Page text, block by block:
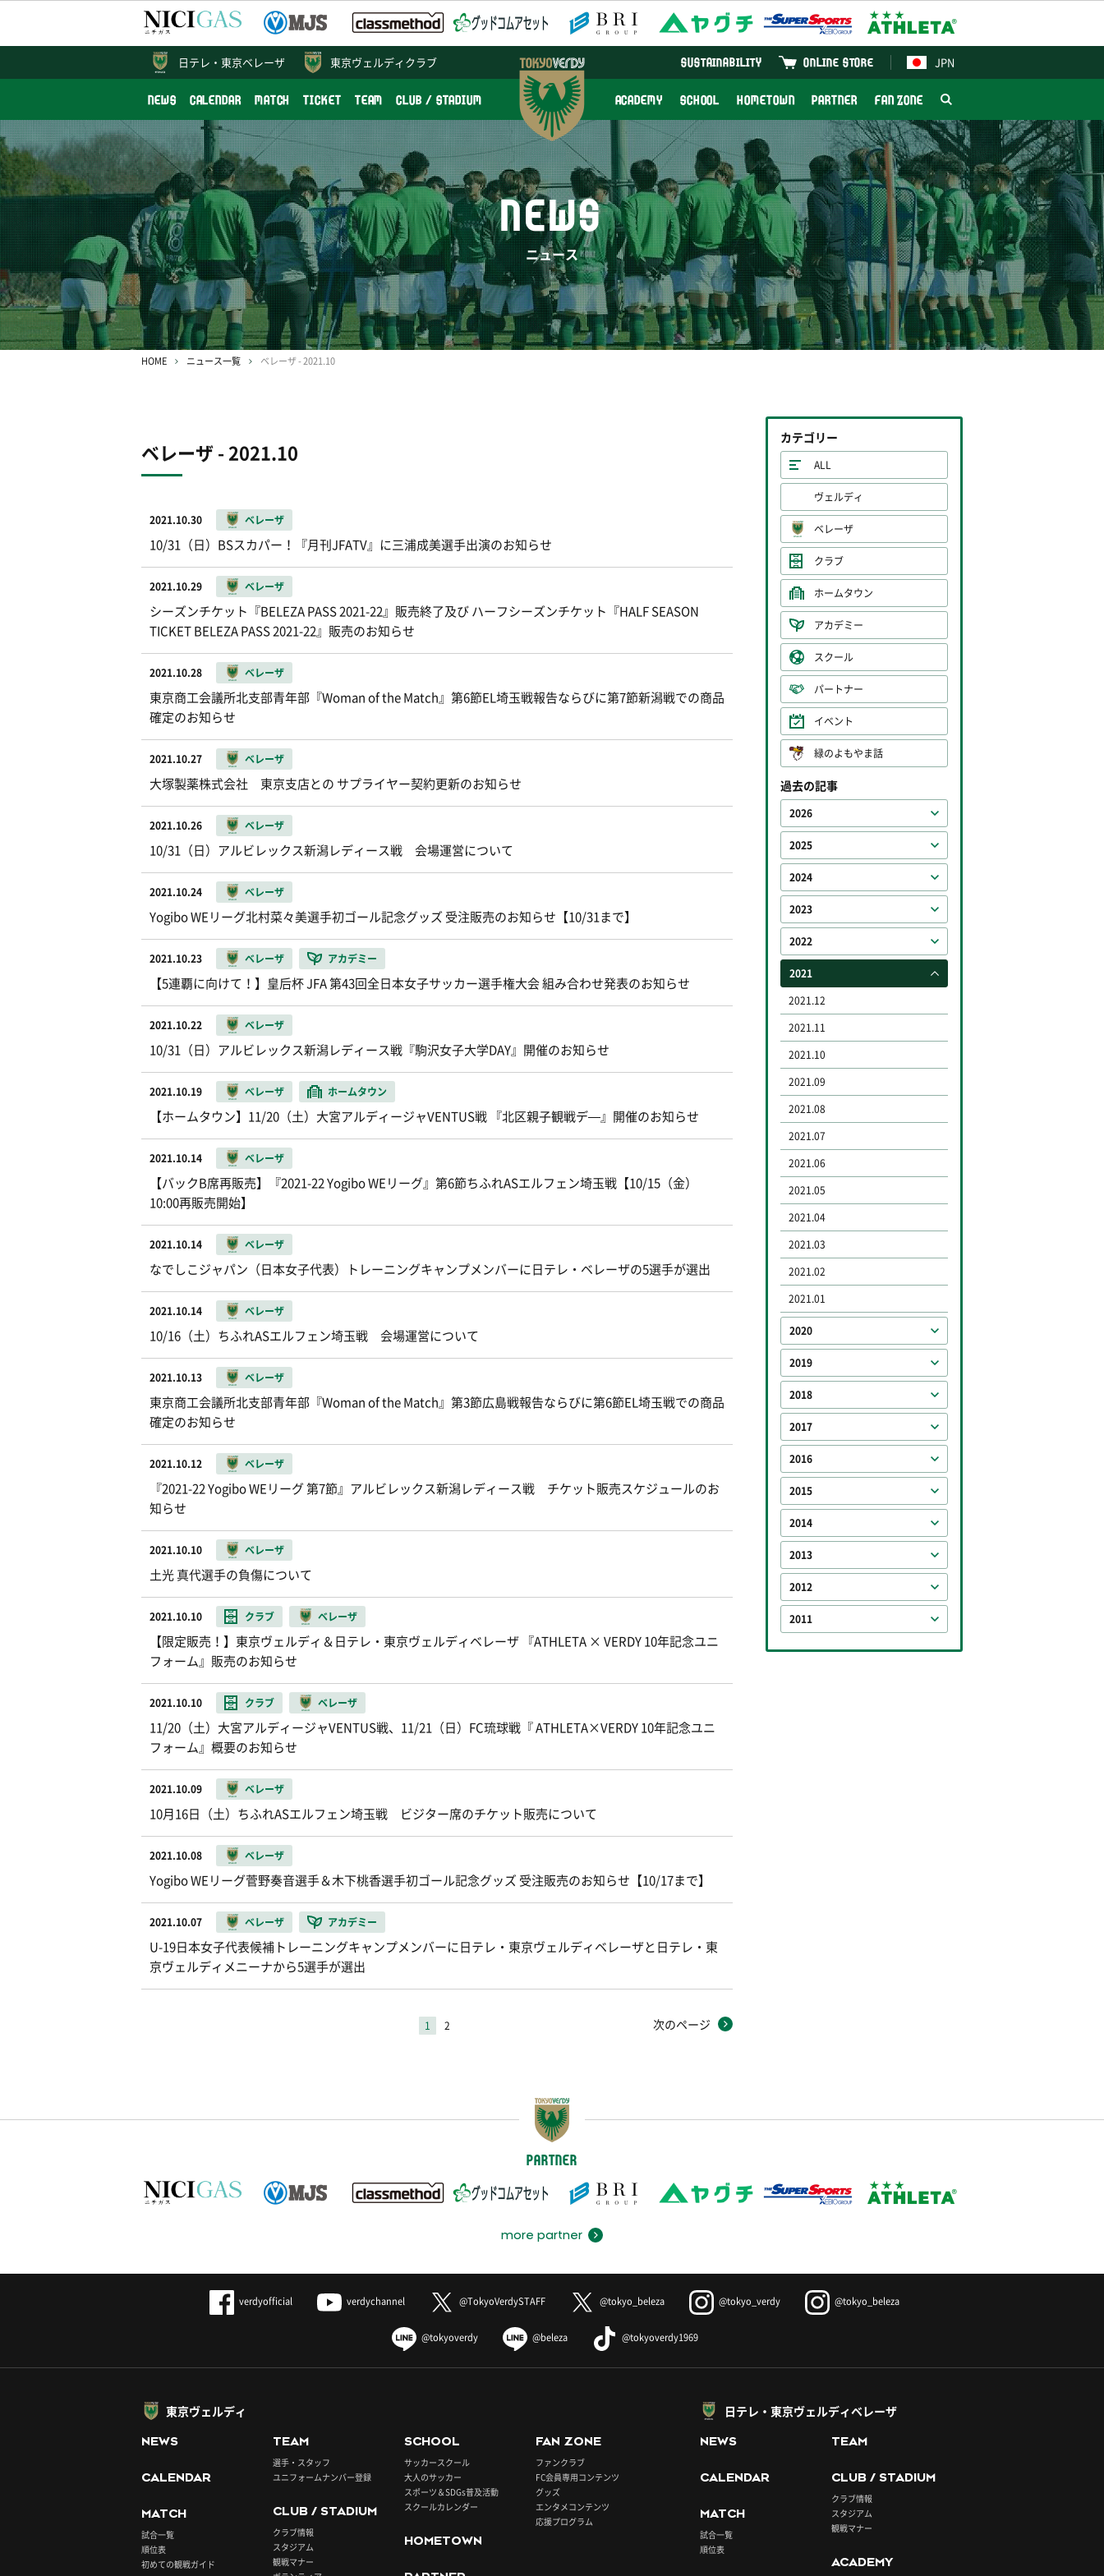
東京ヴェルディクラブ JPN
ONLINE STORE
SUSTAINABILITY
NEWS CALENDAR MATCH TICKET TEAM CLUB / STADIUM ACADEMY SCHOOL HOMETOWN PARTNER FAN ZONE
日テレ・ 東京ベレーザ
NEWS
ニュース
HOME ニュース一覧 ベレーザ - 2021.10
ベレーザ - 2021.10
2021.10.30 ベレーザ
10/31（日）BSスカパー！『月刊JFATV』に三浦成美選手出演のお知らせ
2021.10.29 ベレーザ
シーズンチケット『BELEZA PASS 2021-22』販売終了及び ハーフシーズンチケット『HALF SEASON
TICKET BELEZA PASS 2021-22』販売のお知らせ
2021.10.28 ベレーザ
東京商工会議所北支部青年部『Woman of the Match』第6節EL埼玉戦報告ならびに第7節新潟戦での商品
確定のお知らせ
2021.10.27 ベレーザ
大塚製薬株式会社 東京支店との サプライヤー契約更新のお知らせ
2021.10.26 ベレーザ
10/31（日）アルビレックス新潟レディース戦 会場運営について
2021.10.24 ベレーザ
Yogibo WEリーグ北村菜々美選手初ゴール記念グッズ 受注販売のお知らせ【10/31まで】
2021.10.23 ベレーザ アカデミー
【5連覇に向けて！】皇后杯 JFA 第43回全日本女子サッカー選手権大会 組み合わせ発表のお知らせ
2021.10.22 ベレーザ
10/31（日）アルビレックス新潟レディース戦『駒沢女子大学DAY』開催のお知らせ
2021.10.19 ベレーザ ホームタウン
【ホームタウン】11/20（土）大宮アルディージャVENTUS戦 『北区親子観戦デ―』開催のお知らせ
2021.10.14 ベレーザ
【バックB席再販売】『2021-22 Yogibo WEリーグ』第6節ちふれASエルフェン埼玉戦【10/15（金）
10:00再販売開始】
2021.10.14 ベレーザ
なでしこジャパン（日本女子代表）トレーニングキャンプメンバーに日テレ・ベレーザの5選手が選出
2021.10.14 ベレーザ
10/16（土）ちふれASエルフェン埼玉戦 会場運営について
2021.10.13 ベレーザ
東京商工会議所北支部青年部『Woman of the Match』第3節広島戦報告ならびに第6節EL埼玉戦での商品
確定のお知らせ
2021.10.12 ベレーザ
『2021-22 Yogibo WEリーグ 第7節』アルビレックス新潟レディース戦 チケット販売スケジュールのお
知らせ
2021.10.10 ベレーザ
土光 真代選手の負傷について
2021.10.10 クラブ ベレーザ
【限定販売！】東京ヴェルディ＆日テレ・東京ヴェルディベレーザ 『ATHLETA × VERDY 10年記念ユニ
フォーム』販売のお知らせ
2021.10.10 クラブ ベレーザ
11/20（土）大宮アルディージャVENTUS戦、11/21（日）FC琉球戦『 ATHLETA×VERDY 10年記念ユニ
フォーム』概要のお知らせ
2021.10.09 ベレーザ
10月16日（土）ちふれASエルフェン埼玉戦 ビジター席のチケット販売について
2021.10.08 ベレーザ
Yogibo WEリーグ菅野奏音選手＆木下桃香選手初ゴール記念グッズ 受注販売のお知らせ【10/17まで】
2021.10.07 ベレーザ アカデミー
U-19日本女子代表候補トレーニングキャンプメンバーに日テレ・東京ヴェルディベレーザと日テレ・東
京ヴェルディメニーナから5選手が選出
1 2 次のページ
カテゴリー
ALL
ヴェルディ
ベレーザ
クラブ
ホームタウン
アカデミー
スクール
パートナー
イベント
緑のよもやま話
過去の記事
2026
2025
2024
2023
2022
2021
2021.12
2021.11
2021.10
2021.09
2021.08
2021.07
2021.06
2021.05
2021.04
2021.03
2021.02
2021.01
2020
2019
2018
2017
2016
2015
2014
2013
2012
2011
PARTNER
more partner
verdyofficial verdychannel @TokyoVerdySTAFF @tokyo_beleza @tokyo_verdy @tokyo_beleza
@tokyoverdy @beleza @tokyoverdy1969
東京ヴェルディ
NEWS
CALENDAR
MATCH
試合一覧
順位表
初めての観戦ガイド
TEAM
選手・スタッフ
ユニフォームナンバー登録
CLUB / STADIUM
クラブ情報
スタジアム
観戦マナー
SCHOOL
サッカースクール
大人のサッカー
スポーツ＆SDGs普及活動
スクールカレンダー
HOMETOWN
FAN ZONE
ファンクラブ
FC会員専用コンテンツ
グッズ
エンタメコンテンツ
応援プログラム
日テレ・東京ヴェルディベレーザ
NEWS
CALENDAR
MATCH
試合一覧
順位表
TEAM
CLUB / STADIUM
クラブ情報
スタジアム
観戦マナー
ACADEMY